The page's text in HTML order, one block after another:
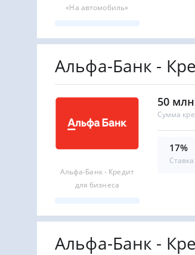
«На автомобиль»
Альфа-Банк -
Альфа-Банк - Кредит
для бизнеса
50
Сумма
17%
Ставка
Альфа-Банк -